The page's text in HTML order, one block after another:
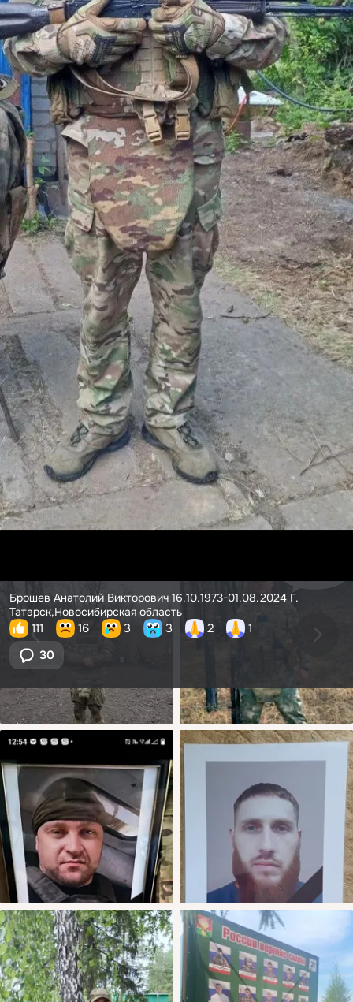
Брошев Анатолий Викторович 16.10.1973-01.08.2024 Г.
Татарск,Новосибирская область
111 16 3 3 2
1
30